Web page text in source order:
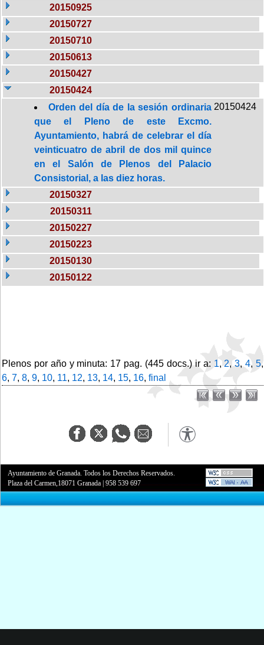
20150925
20150727
20150710
20150613
20150427
20150424
Orden del día de la sesión ordinaria
que el Pleno de este Excmo.
Ayuntamiento, habrá de celebrar el día
veinticuatro de abril de dos mil quince
en el Salón de Plenos del Palacio
Consistorial, a las diez horas.
20150424
20150327
20150311
20150227
20150223
20150130
20150122
Plenos por año y minuta: 17 pag. (445 docs.) ir a: 1,2,3,4,5,
6, 7, 8, 9, 10, 11, 12, 13, 14, 15, 16, final
Ayuntamiento de Granada. Todos los Derechos Reservados.
Plaza del Carmen,18071 Granada |958 539 697